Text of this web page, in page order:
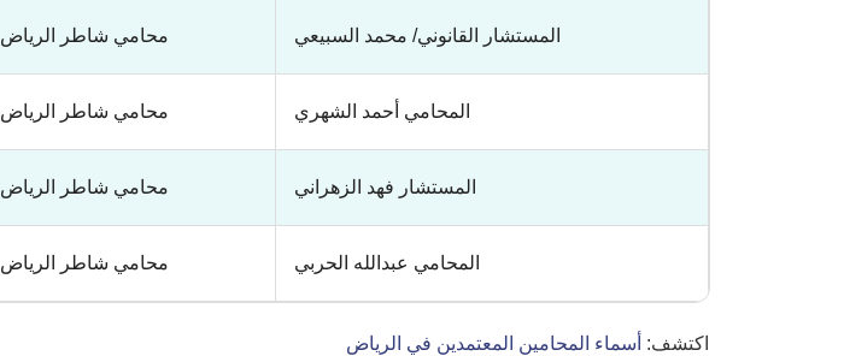
المستشار القانوني/ محمد السبيعي محامي شاطر الرياض
المحامي أحمد الشهري محامي شاطر الرياض
المستشار فهد الزهراني محامي شاطر الرياض
المحامي عبدالله الحربي محامي شاطر الرياض
اكتشف: أسماء المحامين المعتمدين في الرياض